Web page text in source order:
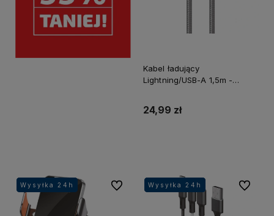
Kabel ładujący
Lightning/USB-A 1,5m -
24,99 zł
Wysyłka 24h
Wysyłka 24h
Wysyłka 24h Do ulubionychWysyłka 24h
Wysyłka 24h
Wysyłka 24h Do